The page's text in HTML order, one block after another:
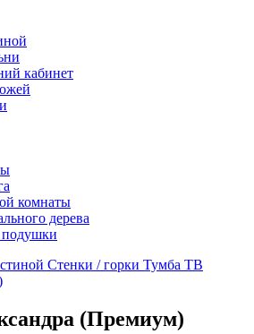
кабинет
комнаты
дерева
подушки
Стенки / горки Тумба ТВ
(Премиум)